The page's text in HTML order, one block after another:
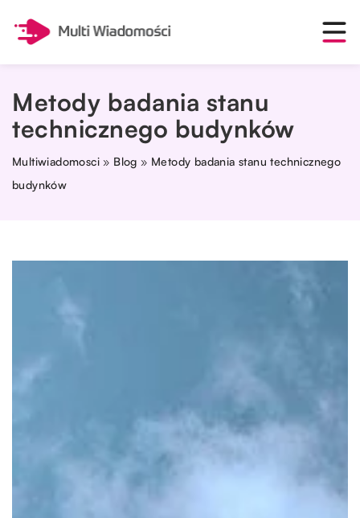
Metody badania stanu
technicznego budynków
Multiwiadomosci » Blog » Metody badania stanu technicznego
budynków